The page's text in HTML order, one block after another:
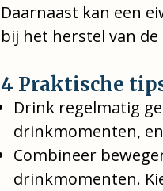
Daarnaast kan een
bij het herstel van de
4 Praktische
Drink regelmatig
drinkmomenten,
Combineer
drinkmomenten.